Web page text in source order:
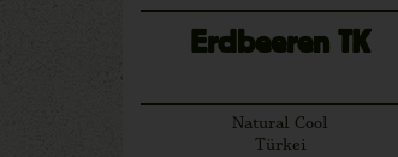
Erdbeeren TK
Natural Cool
Türkei